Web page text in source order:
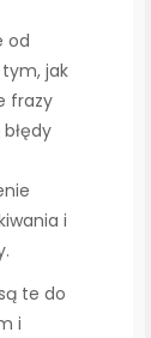
od
jak
frazy
i
te do
i